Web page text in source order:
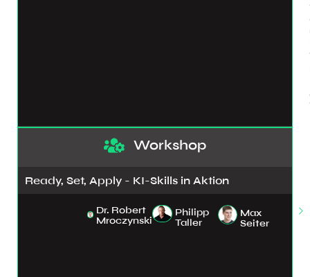
Workshop
Ready, Set, Apply - KI-Skills in Aktion
Dr. Robert
Mroczynski
Philipp
Taller
Max
Seiter